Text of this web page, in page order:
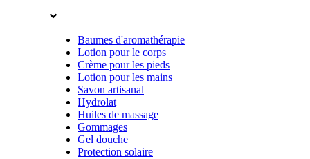
Baumes d'aromathérapie
Lotion pour le corps
Crème pour les pieds
Lotion pour les mains
Savon artisanal
Hydrolat
Huiles de massage
Gommages
Gel douche
Protection solaire